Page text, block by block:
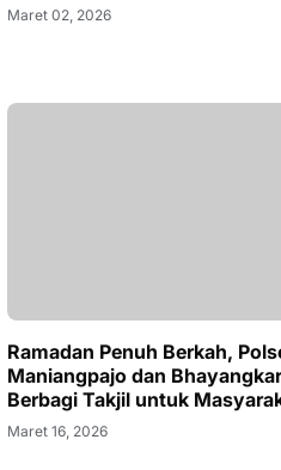
Maret 02, 2026
Ramadan Penuh Berkah,
Maniangpajo dan
Berbagi Takjil untuk
Maret 16, 2026